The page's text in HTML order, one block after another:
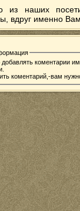
из наших
вдруг именно
коментарии
коментарий,-вам